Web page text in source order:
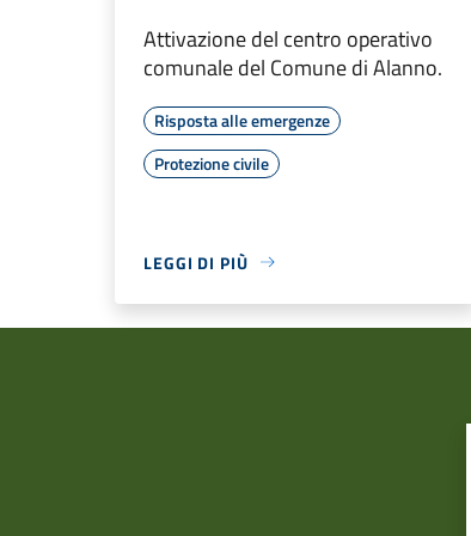
Attivazione del centro operativo
comunale del Comune di Alanno.
Risposta alle emergenze
Protezione civile
LEGGI DI PIÙ